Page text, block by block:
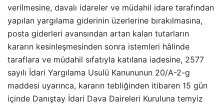
verilmesine, davalı idareler ve müdahil idare tarafından
yapılan yargılama giderinin üzerlerine bırakılmasına,
posta giderleri avansından artan kalan tutarların
kararın kesinleşmesinden sonra istemleri hâlinde
taraflara ve müdahil sıfatıyla katılana iadesine, 2577
sayılı İdari Yargılama Usulü Kanununun 20/A-2-g
maddesi uyarınca, kararın tebliğinden itibaren 15 gün
içinde Danıştay İdari Dava Daireleri Kuruluna temyiz